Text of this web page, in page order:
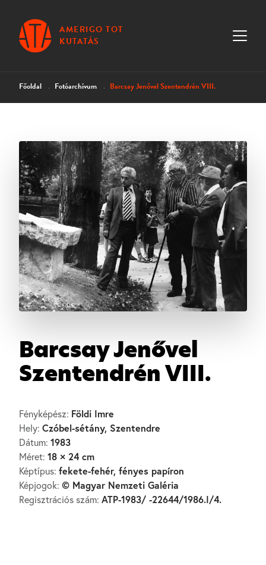
AMERIGO TOT
KUTATÁS
Főoldal Fotóarchívum Barcsay Jenővel Szentendrén VIII.
Barcsay Jenővel
Szentendrén VIII.
Fényképész: Földi Imre
Hely: Czóbel-sétány, Szentendre
Dátum: 1983
Méret: 18 × 24 cm
Képtípus: fekete-fehér, fényes papíron
Képjogok: © Magyar Nemzeti Galéria
Regisztrációs szám: ATP-1983/ -22644/1986.I/4.